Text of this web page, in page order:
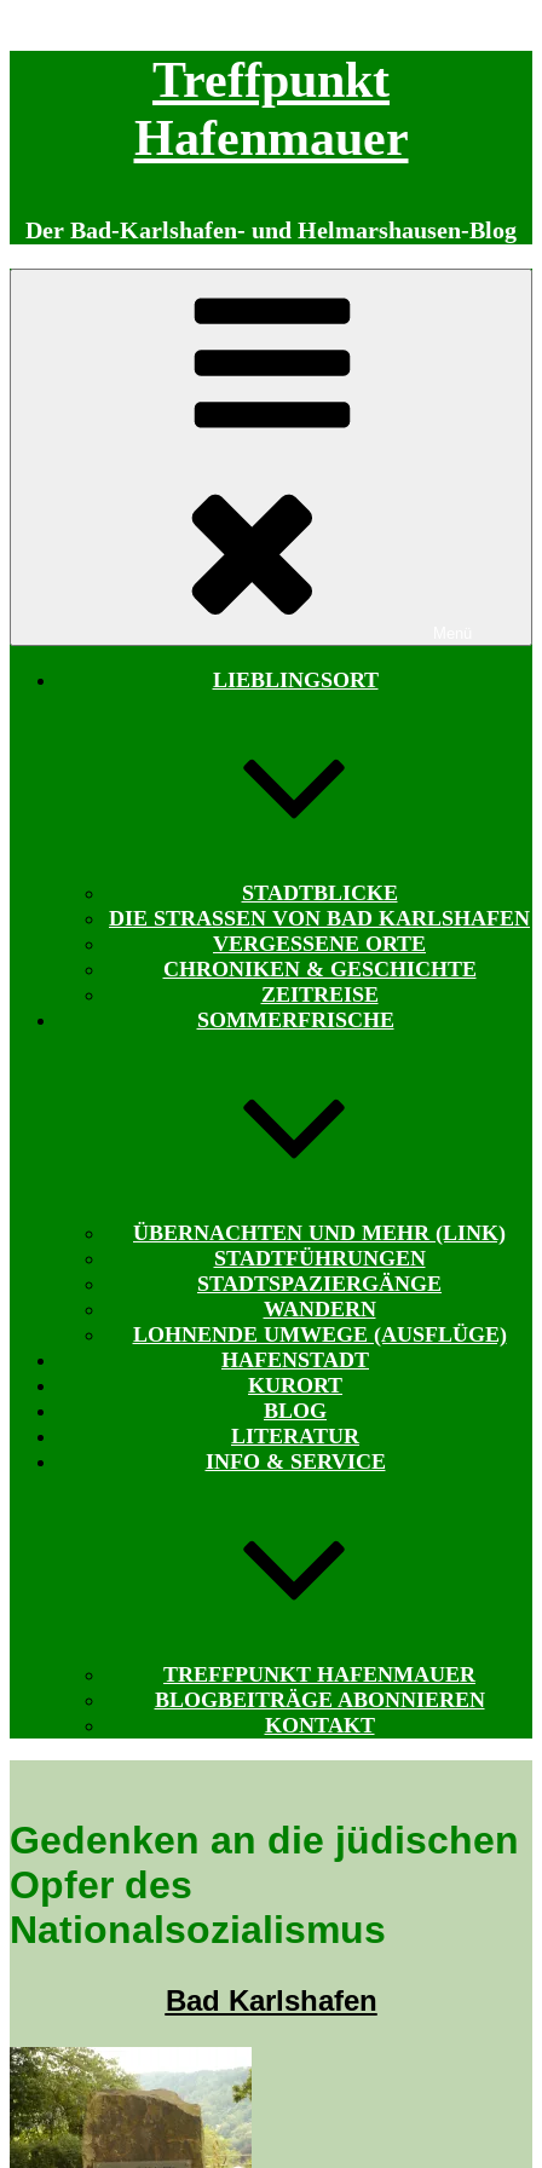
Treffpunkt
Hafenmauer
Der Bad-Karlshafen- und Helmarshausen-Blog
LIEBLINGSORT
STADTBLICKE
DIE STRASSEN VON BAD KARLSHAFEN
VERGESSENE ORTE
CHRONIKEN & GESCHICHTE
ZEITREISE
SOMMERFRISCHE
ÜBERNACHTEN UND MEHR (LINK)
STADTFÜHRUNGEN
STADTSPAZIERGÄNGE
WANDERN
LOHNENDE UMWEGE (AUSFLÜGE)
HAFENSTADT
KURORT
BLOG
LITERATUR
INFO & SERVICE
TREFFPUNKT HAFENMAUER
BLOGBEITRÄGE ABONNIEREN
KONTAKT
Gedenken an die jüdischen
Opfer des
Nationalsozialismus
Bad Karlshafen